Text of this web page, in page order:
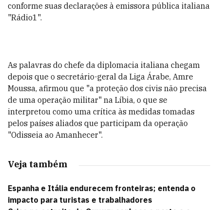
conforme suas declarações à emissora pública italiana
"Rádio1".
As palavras do chefe da diplomacia italiana chegam
depois que o secretário-geral da Liga Árabe, Amre
Moussa, afirmou que "a proteção dos civis não precisa
de uma operação militar" na Líbia, o que se
interpretou como uma crítica às medidas tomadas
pelos países aliados que participam da operação
"Odisseia ao Amanhecer".
Veja também
Espanha e Itália endurecem fronteiras; entenda o
impacto para turistas e trabalhadores